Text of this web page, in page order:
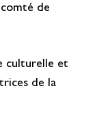
de
culturelle et
de la